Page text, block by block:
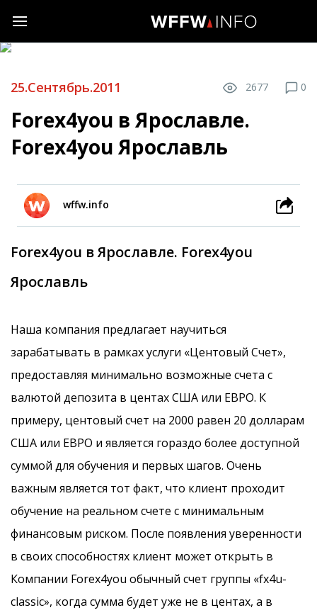
25.Сентябрь.2011 2677 0
Forex4you в Ярославле.
Forex4you Ярославль
wffw.info
Forex4you в Ярославле. Forex4you
Ярославль
Наша компания предлагает научиться
зарабатывать в рамках услуги «Центовый Счет»,
предоставляя минимально возможные счета с
валютой депозита в центах США или ЕВРО. К
примеру, центовый счет на 2000 равен 20 долларам
США или ЕВРО и является гораздо более доступной
суммой для обучения и первых шагов. Очень
важным является тот факт, что клиент проходит
обучение на реальном счете с минимальным
финансовым риском. После появления уверенности
в своих способностях клиент может открыть в
Компании Forex4you обычный счет группы «fx4u-
classic», когда сумма будет уже не в центах, а в